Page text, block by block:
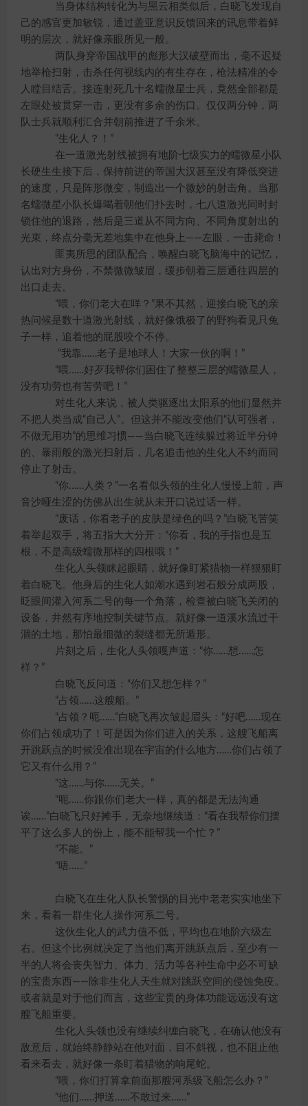
当身体结构转化为与黑云相类似后，白晓飞发现自
己的感官更加敏锐，通过盖亚意识反馈回来的讯息带着鲜
明的层次，就好像亲眼所见一般。
两队身穿帝国战甲的彪形大汉破壁而出，毫不迟疑
地举枪扫射，击杀任何视线内的有生存在，枪法精准的令
人瞠目结舌。接连射死几十名蠕微星士兵，竟然全部都是
左眼处被贯穿一击，更没有多余的伤口。仅仅两分钟，两
队士兵就顺利汇合并朝前推进了千余米。
“生化人？！”
在一道激光射线被拥有地阶七级实力的蠕微星小队
长硬生生接下后，保持前进的帝国大汉甚至没有降低突进
的速度，只是阵形微变，制造出一个微妙的射击角。当那
名蠕微星小队长爆喝着朝他们扑去时，七八道激光同时封
锁住他的退路，然后是三道从不同方向、不同角度射出的
光束，终点分毫无差地集中在他身上——左眼，一击毙命！
匪夷所思的团队配合，唤醒白晓飞脑海中的记忆，
认出对方身份，不禁微微皱眉，缓步朝着三层通往四层的
出口走去。
“喂，你们老大在咩？”果不其然，迎接白晓飞的亲
热问候是数十道激光射线，就好像饿极了的野狗看见只兔
子一样，追着他的屁股咬个不停。
“我靠……老子是地球人！大家一伙的啊！”
“喂……好歹我帮你们困住了整整三层的蠕微星人，
没有功劳也有苦劳吧！”
对生化人来说，被人类驱逐出太阳系的他们显然并
不把人类当成“自己人”。但这并不能改变他们“认可强者，
不做无用功”的思维习惯——当白晓飞连续躲过将近半分钟
的、暴雨般的激光扫射后，几名追击他的生化人不约而同
停止了射击。
“你……人类？”一名看似头领的生化人慢慢上前，声
音沙哑生涩的仿佛从出生就从未开口说过话一样。
“废话，你看老子的皮肤是绿色的吗？”白晓飞苦笑
着举起双手，将五指大大分开：“你看，我的手指也是五
根，不是高级蠕微那样的四根哦！”
生化人头领眯起眼睛，就好像盯紧猎物一样狠狠盯
着白晓飞。他身后的生化人如潮水遇到岩石般分成两股，
眨眼间灌入河系二号的每一个角落，检查被白晓飞关闭的
设备，井然有序地控制关键节点。就好像一道溪水流过干
涸的土地，那怕最细微的裂缝都无所遁形。
片刻之后，生化人头领嘎声道：“你……想……怎
样？”
白晓飞反问道：“你们又想怎样？”
“占领……这艘船。”
“占领？呃……”白晓飞再次皱起眉头：“好吧……现在
你们占领成功了！可是因为你们进入的关系，这艘飞船离
开跳跃点的时候没准出现在宇宙的什么地方……你们占领了
它又有什么用？”
“这……与你……无关。”
“呃……你跟你们老大一样，真的都是无法沟通
诶……”白晓飞只好摊手，无奈地继续道：“看在我帮你们摆
平了这么多人的份上，能不能帮我一个忙？”
“不能。”
“唔……”
白晓飞在生化人队长警惕的目光中老老实实地坐下
来，看着一群生化人操作河系二号。
这伙生化人的武力值不低，平均也在地阶六级左
右。但这个比例就决定了当他们离开跳跃点后，至少有一
半的人将会丧失智力、体力、活力等各种生命中必不可缺
的宝贵东西——除非生化人天生就对跳跃空间的侵蚀免疫。
或者就是对于他们而言，这些宝贵的身体功能远远没有这
艘飞船重要。
生化人头领也没有继续纠缠白晓飞，在确认他没有
敌意后，就始终静静站在他对面，目不斜视，也不阻止他
看来看去，就好像一条盯着猎物的响尾蛇。
“喂，你们打算拿前面那艘河系级飞船怎么办？”
“他们……押送……不敢过来……”